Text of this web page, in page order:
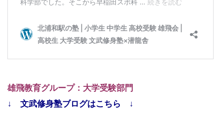
雄飛教育グループ：大学受験部門
↓ 文武修身塾ブログはこちら ↓